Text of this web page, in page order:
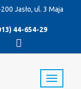
Jasło, ul. 3 Maja
44-654-29
T